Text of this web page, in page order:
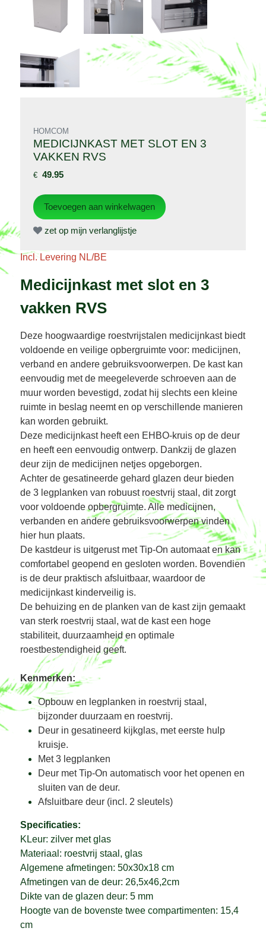
HOMCOM
MEDICIJNKAST MET SLOT EN 3
VAKKEN RVS
€ 49.95
zet op mijn verlanglijstje
Incl. Levering NL/BE
Medicijnkast met slot en 3
vakken RVS
Deze hoogwaardige roestvrijstalen medicijnkast biedt
voldoende en veilige opbergruimte voor: medicijnen,
verband en andere gebruiksvoorwerpen. De kast kan
eenvoudig met de meegeleverde schroeven aan de
muur worden bevestigd, zodat hij slechts een kleine
ruimte in beslag neemt en op verschillende manieren
kan worden gebruikt.
Deze medicijnkast heeft een EHBO-kruis op de deur
en heeft een eenvoudig ontwerp. Dankzij de glazen
deur zijn de medicijnen netjes opgeborgen.
Achter de gesatineerde gehard glazen deur bieden
de 3 legplanken van robuust roestvrij staal, dit zorgt
voor voldoende opbergruimte. Alle medicijnen,
verbanden en andere gebruiksvoorwerpen vinden
hier hun plaats.
De kastdeur is uitgerust met Tip-On automaat en kan
comfortabel geopend en gesloten worden. Bovendien
is de deur praktisch afsluitbaar, waardoor de
medicijnkast kinderveilig is.
De behuizing en de planken van de kast zijn gemaakt
van sterk roestvrij staal, wat de kast een hoge
stabiliteit, duurzaamheid en optimale
roestbestendigheid geeft.
Kenmerken:
Opbouw en legplanken in roestvrij staal,
bijzonder duurzaam en roestvrij.
Deur in gesatineerd kijkglas, met eerste hulp
kruisje.
Met 3 legplanken
Deur met Tip-On automatisch voor het openen en
sluiten van de deur.
Afsluitbare deur (incl. 2 sleutels)
Specificaties:
KLeur: zilver met glas
Materiaal: roestvrij staal, glas
Algemene afmetingen: 50x30x18 cm
Afmetingen van de deur: 26,5x46,2cm
Dikte van de glazen deur: 5 mm
Hoogte van de bovenste twee compartimenten: 15,4
cm